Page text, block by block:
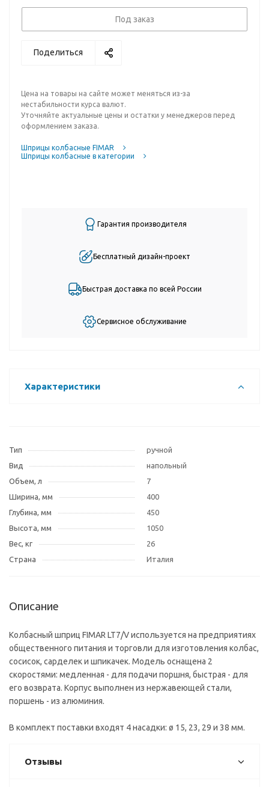
Под заказ
Поделиться
Цена на товары на сайте может меняться из-за
нестабильности курса валют.
Уточняйте актуальные цены и остатки у менеджеров перед
оформлением заказа.
Шприцы колбасные FIMAR
Шприцы колбасные в категории
Гарантия производителя
Бесплатный дизайн-проект
Быстрая доставка по всей России
Сервисное обслуживание
Характеристики
Тип
ручной
Вид
напольный
Объем, л
7
Ширина, мм
400
Глубина, мм
450
Высота, мм
1050
Вес, кг
26
Страна
Италия
Описание
Колбасный шприц FIMAR LT7/V ​используется на предприятиях
общественного питания и торговли для изготовления колбас,
сосисок, сарделек и шпикачек. Модель оснащена 2
скоростями: медленная - для подачи поршня, быстрая - для
его возврата. Корпус выполнен из нержавеющей стали,
поршень - из алюминия.
В комплект поставки входят 4 насадки: ø 15, 23, 29 и 38 мм.
Отзывы